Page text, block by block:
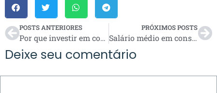
POSTS ANTERIORES
Por que investir em cotas contempladas de consórcio?
PRÓXIMOS POSTS
Salário médio em construção civil: tabelas e comparações
Deixe seu comentário